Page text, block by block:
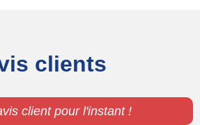
Parfums
clients
client pour l'instant !